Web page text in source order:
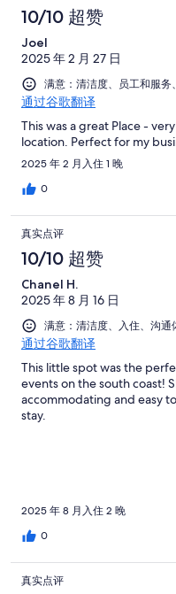
10/10 超赞
Joel
2025 年 2 月 27 日
满意：清洁度、员工和服
通过谷歌翻译
This was a great Place -
location. Perfect for my
2025 年 2 月入住 1 晚
0
真实点评
10/10 超赞
Chanel H.
2025 年 8 月 16 日
满意：清洁度、入住、沟
通过谷歌翻译
This little spot was the
events on the south coast!
accommodating and easy
stay.
2025 年 8 月入住 2 晚
0
真实点评